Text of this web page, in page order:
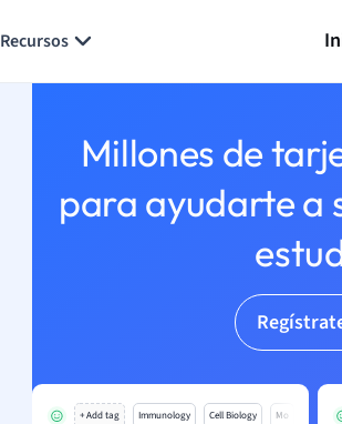
Recursos
Millones de
para ayudarte a
+ Add tag Immunology Cell Biology Mo